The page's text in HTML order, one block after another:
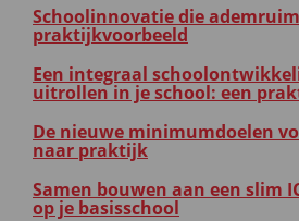
Schoolinnovatie die
praktijkvoorbeeld
Een integraal
uitrollen in je school: een
De nieuwe minimumdoelen
naar praktijk
Samen bouwen aan een slim
op je basisschool